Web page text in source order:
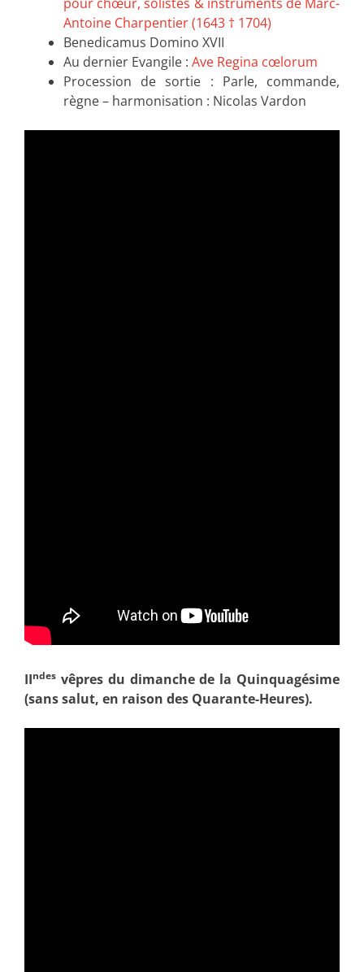
Antoine Charpentier (1643 † 1704)
Benedicamus Domino XVII
Au dernier Evangile : Ave Regina cœlorum
Procession de sortie : Parle, commande,
règne – harmonisation : Nicolas Vardon
IIndes vêpres du dimanche de la Quinquagésime
(sans salut, en raison des Quarante-Heures).